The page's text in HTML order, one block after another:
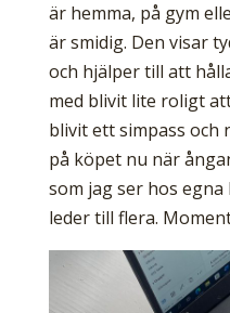
är hemma, på gym
är smidig. Den visar
och hjälper till att
med blivit lite roligt
blivit ett simpass och
på köpet nu när
som jag ser hos
leder till flera.